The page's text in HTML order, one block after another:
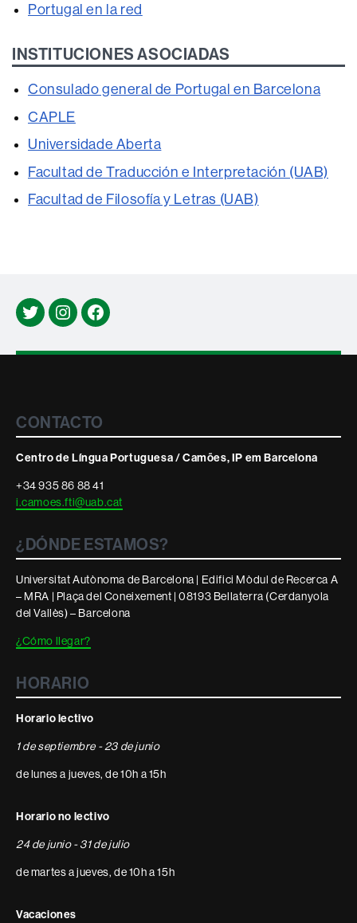
Portugal en la red
INSTITUCIONES ASOCIADAS
Consulado general de Portugal en Barcelona
CAPLE
Universidade Aberta
Facultad de Traducción e Interpretación (UAB)
Facultad de Filosofía y Letras (UAB)
TwitterInstagramFacebook
informació
legal
CONTACTO
Centro de Língua Portuguesa / Camões, IP em Barcelona
+34 935 86 88 41
i.camoes.fti@uab.cat
¿DÓNDE ESTAMOS?
Universitat Autònoma de Barcelona | Edifici Mòdul de Recerca A
– MRA | Plaça del Coneixement | 08193 Bellaterra (Cerdanyola
del Vallès) – Barcelona
¿Cómo llegar?
HORARIO
Horario lectivo
1 de septiembre - 23 de junio
de lunes a jueves, de 10h a 15h
Horario no lectivo
24 de junio - 31 de julio
de martes a jueves, de 10h a 15h
Vacaciones